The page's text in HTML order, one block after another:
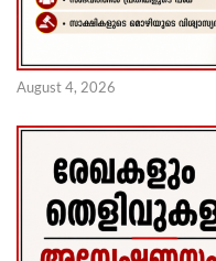
August 4, 2026